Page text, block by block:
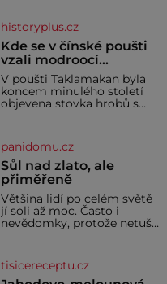
vysoký železný sloup, který
už přibližně 1 600 let
odolává počasí
historyplus.cz
Kde se v čínské poušti
vzali modroocí
blonďáci?
V poušti Taklamakan byla
koncem minulého století
objevena stovka hrobů s
byli pohřbeni s úctou a
četnými milodary. Asi
nejvíc přitom vědce zaujal
hrob tříměsíčního
chlapečka s modrou
filcovou čapkou, z níž se
draly blonďaté vlásky. Fakt,
že jsou těla dávných lidí
klimatickým podmínkám.
Sucho, prosolené písky a
panidomu.cz
Sůl nad zlato, ale
přiměřeně
Většina lidí po celém světě
jí soli až moc. Často i
nevědomky, protože netuší,
vyráběných potravinách,
dokonce i těch sladkých.
tisicereceptu.cz